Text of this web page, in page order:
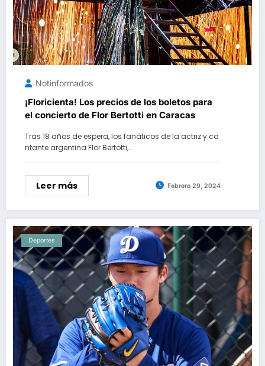
Notinformados
¡Floricienta! Los precios de los boletos para
el concierto de Flor Bertotti en Caracas
Tras 18 años de espera, los fanáticos de la actriz y ca
ntante argentina Flor Bertotti,…
Leer más Febrero 29, 2024
Deportes